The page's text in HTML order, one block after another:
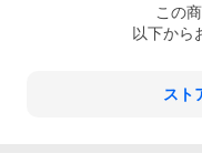
この
以下から
スト